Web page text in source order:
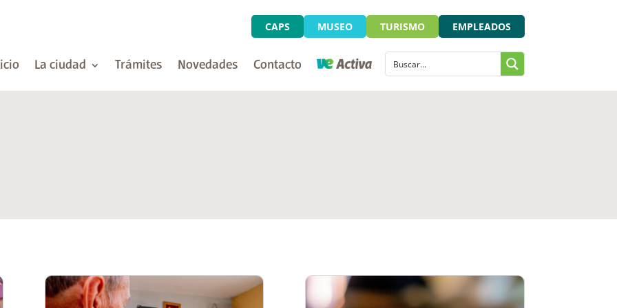
CAPS MUSEO TURISMO EMPLEADOS
La ciudad Trámites Novedades Contacto